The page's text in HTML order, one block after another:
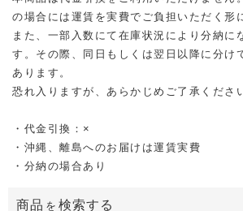
の場合には運賃を実費でご負担いただく形
また、一部入数にて在庫状況により分納に
す。その際、同日もしくは翌日以降に分け
あります。
恐れ入りますが、あらかじめご了承くださ
・代金引換：×
・沖縄、離島へのお届けは運賃実費
・分納の場合あり
商品 を 検索する